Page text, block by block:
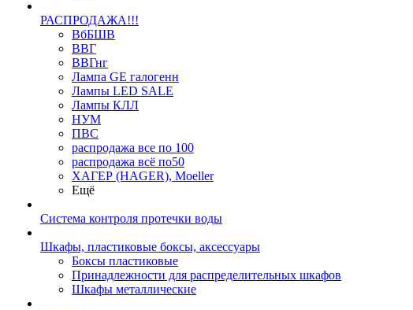
РАСПРОДАЖА!!!
ВбБШВ
ВВГ
ВВГнг
Лампа GE галогенн
Лампы LED SALE
Лампы КЛЛ
НУМ
ПВС
распродажа все по 100
распродажа всё по50
ХАГЕР (HAGER), Moeller
Ещё
Система контроля протечки воды
Шкафы, пластиковые боксы, аксессуары
Боксы пластиковые
Принадлежности для распределительных шкафов
Шкафы металлические